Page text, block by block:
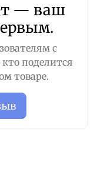
не используйте
нанесите
тщательно
аромата.
воды.
— ваш
с
поделится
товаре.